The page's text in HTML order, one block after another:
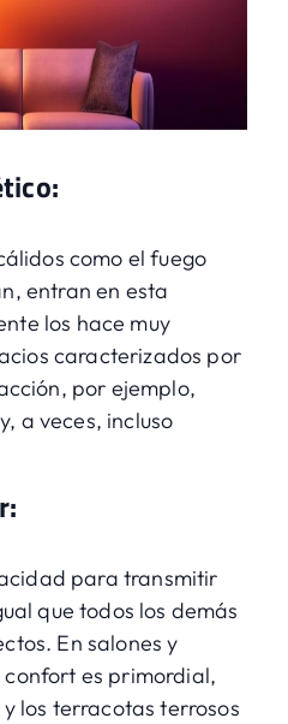
como el fuego
entran en esta
los hace muy
caracterizados por
por ejemplo,
a veces, incluso
para transmitir
que todos los demás
En salones y
es primordial,
los terracotas terrosos